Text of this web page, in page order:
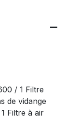
/ 1 Filtre
de vidange
Filtre à air